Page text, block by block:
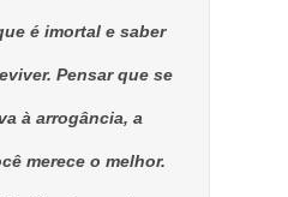
é imortal e saber
Pensar que se
à arrogância, a
merece o melhor.